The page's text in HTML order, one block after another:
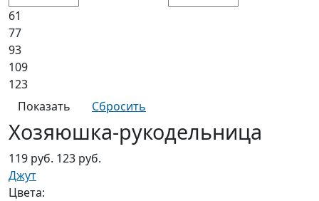
61
77
93
109
123
Хозяюшка-рукодельница
119 руб. 123 руб.
Джут
Цвета: